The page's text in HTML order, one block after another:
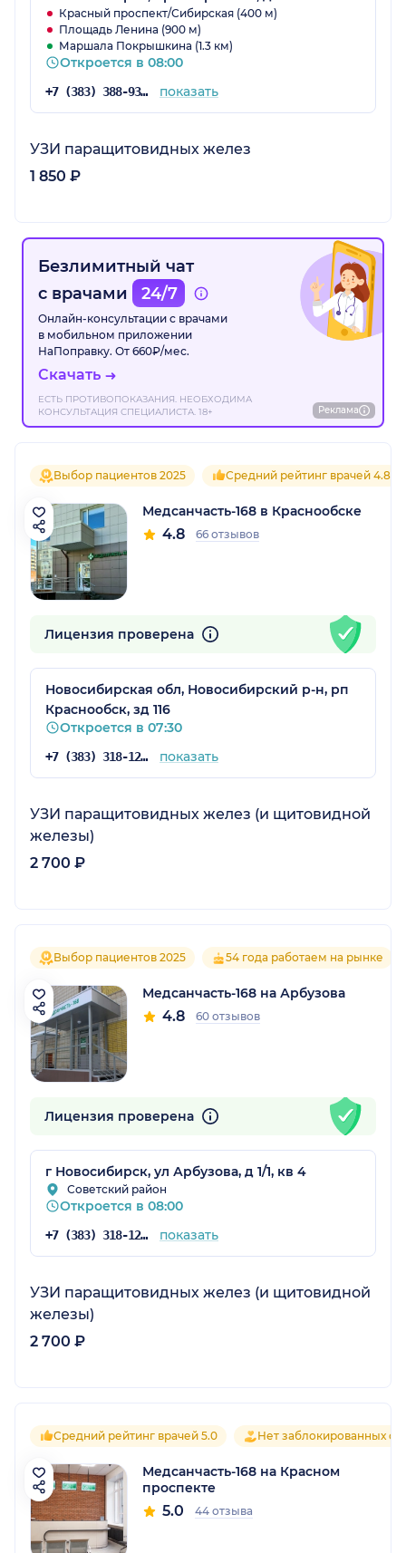
Красный проспект/Сибирская (400 м)
Площадь Ленина (900 м)
Маршала Покрышкина (1.3 км)
Откроется в 08:00
+7 (383) 388-93-32 показать
УЗИ паращитовидных желез
1 850 ₽
Безлимитный чат
с врачами
24/7
Онлайн-консультации с врачами
в мобильном приложении
НаПоправку. От 660₽/мес.
Скачать
ЕСТЬ ПРОТИВОПОКАЗАНИЯ. НЕОБХОДИМА
КОНСУЛЬТАЦИЯ СПЕЦИАЛИСТА. 18+
Реклама
Выбор пациентов 2025 Средний рейтинг врачей 4.8
Медсанчасть-168 в Краснообске
4.8 66 отзывов
Лицензия проверена
Новосибирская обл, Новосибирский р-н, рп
Краснообск, зд 116
Откроется в 07:30
+7 (383) 318-12-64 показать
УЗИ паращитовидных желез (и щитовидной
железы)
2 700 ₽
Выбор пациентов 2025 54 года работаем на рынке
Медсанчасть-168 на Арбузова
4.8 60 отзывов
Лицензия проверена
г Новосибирск, ул Арбузова, д 1/1, кв 4
Советский район
Откроется в 08:00
+7 (383) 318-12-64 показать
УЗИ паращитовидных желез (и щитовидной
железы)
2 700 ₽
Средний рейтинг врачей 5.0 Нет заблокированных
Медсанчасть-168 на Красном
проспекте
5.0 44 отзыва